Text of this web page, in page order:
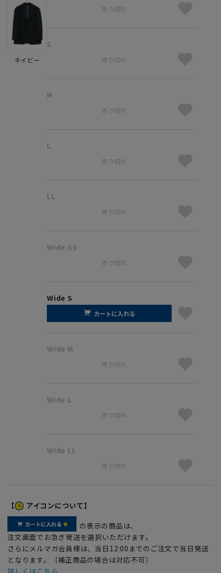
ネイビー
売り切れ
S
売り切れ
M
売り切れ
L
売り切れ
LL
売り切れ
Wide SS
売り切れ
Wide S
カートに入れる
Wide M
売り切れ
Wide L
売り切れ
Wide LL
売り切れ
【 アイコンについて】
の表示の商品は、
注文画面でお急ぎ発送を選択いただけます。
さらにメルマガ会員様は、当日12:00までのご注文で当日発送
となります。（補正商品の場合は対応不可）
詳しくはこちら